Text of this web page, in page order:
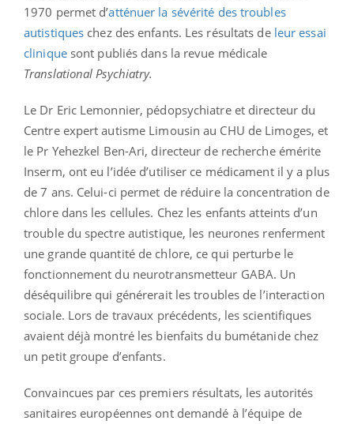
1970 permet d’atténuer la sévérité des troubles
autistiques chez des enfants. Les résultats de leur essai
cliniquesont publiés dans la revue médicale
Translational Psychiatry.
Le Dr Eric Lemonnier, pédopsychiatre et directeur du
Centre expert autisme Limousin au CHU de Limoges, et
le Pr Yehezkel Ben-Ari, directeur de recherche émérite
Inserm, ont eu l’idée d’utiliser ce médicament il y a plus
de 7 ans. Celui-ci permet de réduire la concentration de
chlore dans les cellules. Chez les enfants atteints d’un
trouble du spectre autistique, les neurones renferment
une grande quantité de chlore, ce qui perturbe le
fonctionnement du neurotransmetteur GABA. Un
déséquilibre qui générerait les troubles de l’interaction
sociale. Lors de travaux précédents, les scientifiques
avaient déjà montré les bienfaits du bumétanide chez
un petit groupe d’enfants.
Convaincues par ces premiers résultats, les autorités
sanitaires européennes ont demandé à l’équipe de